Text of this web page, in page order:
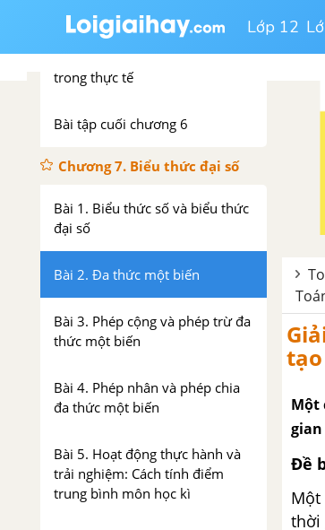
Lớp 12
Bài 4. Hoạt động thực hành và
trải nghiệm: Các đại lượng tỉ lệ
trong thực tế
Bài tập cuối chương 6
Chương 7. Biểu thức đại số
Bài 1. Biểu thức số và biểu thức
đại số
Bài 2. Đa thức một biến
Bài 3. Phép cộng và phép trừ đa
thức một biến
Bài 4. Phép nhân và phép chia
đa thức một biến
Bài 5. Hoạt động thực hành và
trải nghiệm: Cách tính điểm
trung bình môn học kì
tạo
Một
Đề
thời